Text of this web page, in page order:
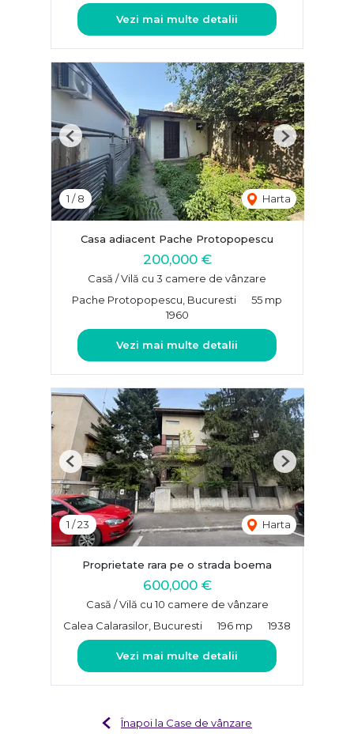
Vezi mai multe detalii
1 /8 Harta
Previous Next
Casa adiacent Pache Protopopescu
200,000 €
Casă / Vilă cu 3 camere de vânzare
Pache Protopopescu, Bucuresti
55 mp
1960
Vezi mai multe detalii
1 /23 Harta
Previous Next
Proprietate rara pe o strada boema
600,000 €
Casă / Vilă cu 10 camere de vânzare
Calea Calarasilor, Bucuresti
196 mp 1938
Vezi mai multe detalii
Înapoi la Case de vânzare